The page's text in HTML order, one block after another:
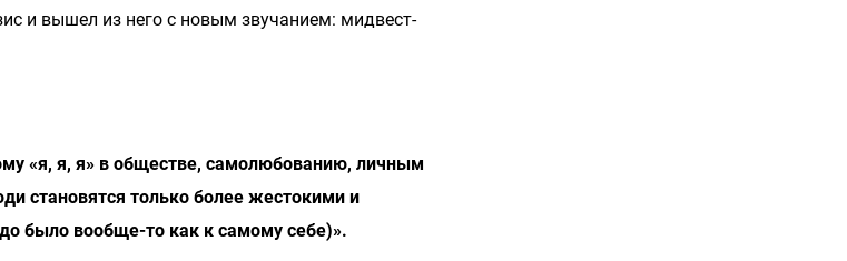
и вышел из него с новым звучанием: мидвест-
«я, я, я» в обществе, самолюбованию, личным
становятся только более жестокими и
было вообще-то как к самому себе)».